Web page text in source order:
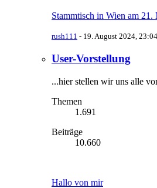
Stammtisch in Wien am 21.
rush111 - 19. August 2024, 23:04
User-Vorstellung
...hier stellen wir uns alle
Themen
1.691
Beiträge
10.660
Hallo von mir